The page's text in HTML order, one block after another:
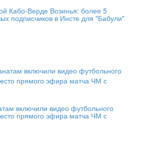
Кабо-Верде Возинья: более 5
подписчиков в Инсте для "Бабули"
включили видео футбольного
прямого эфира матча ЧМ с